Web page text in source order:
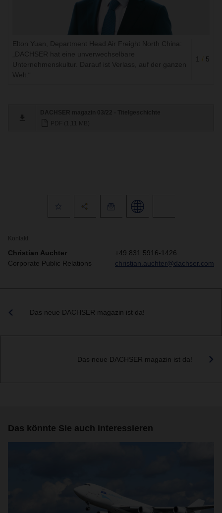
Elton Yuan, Department Head Air Freight North China:
„DACHSER hat eine unverwechselbare
Unternehmenskultur. Darauf ist Verlass, auf der ganzen
Welt.“
1 / 5
Kontakt
Christian Auchter
Corporate Public Relations
+49 831 5916-1426
christian.auchter@dachser.com
Das neue DACHSER magazin ist da!
Das neue DACHSER magazin ist da!
Das könnte Sie auch interessieren